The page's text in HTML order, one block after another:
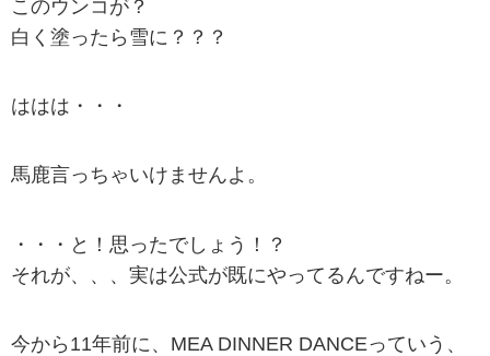
このウンコが？
白く塗ったら雪に？？？
ははは・・・
馬鹿言っちゃいけませんよ。
・・・と！思ったでしょう！？
それが、、、実は公式が既にやってるんですねー。
今から11年前に、MEA DINNER DANCEっていう、